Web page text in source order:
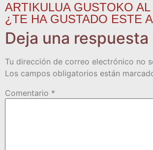
ARTIKULUA GUSTOKO
¿TE HA GUSTADO ESTE
Deja una respuesta
Tu dirección de correo electrónico no
Los campos obligatorios están
Comentario *